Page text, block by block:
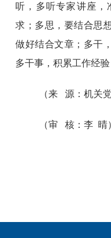
听，多听专家讲座，
求；多思，要结合思
做好结合文章；多干
多干事，积累工作经
（来 源：机关
（审 核：李 晴